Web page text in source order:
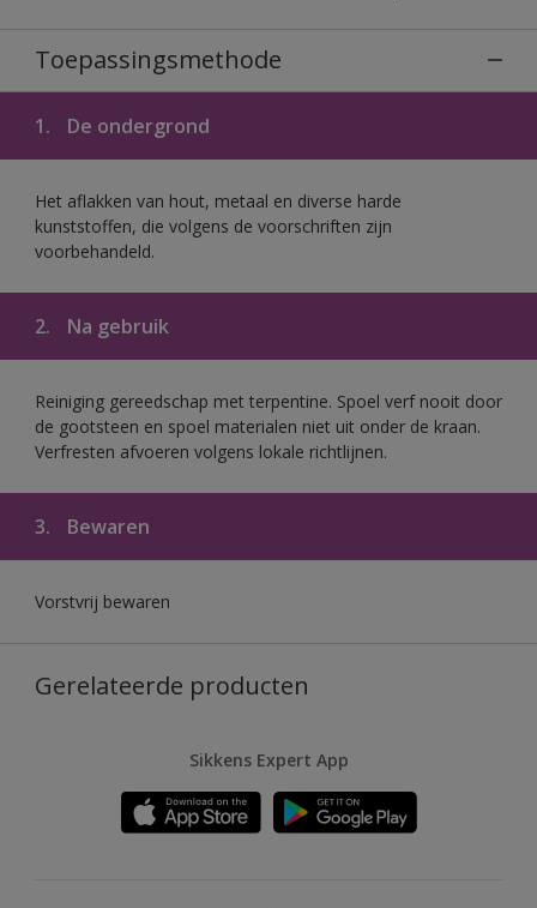
Toepassingsmethode
1. De ondergrond
Het aflakken van hout, metaal en diverse harde
kunststoffen, die volgens de voorschriften zijn
voorbehandeld.
2. Na gebruik
Reiniging gereedschap met terpentine. Spoel verf nooit door
de gootsteen en spoel materialen niet uit onder de kraan.
Verfresten afvoeren volgens lokale richtlijnen.
3. Bewaren
Vorstvrij bewaren
Gerelateerde producten
Sikkens Expert App